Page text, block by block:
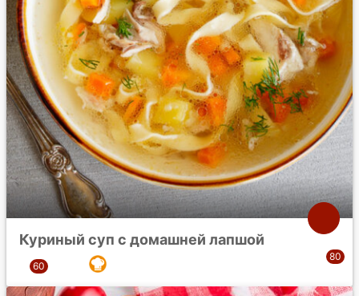
Куриный суп с домашней лапшой